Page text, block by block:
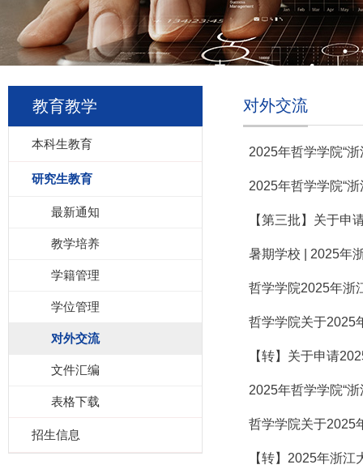
教育教学
本科生教育
研究生教育
最新通知
教学培养
学籍管理
学位管理
对外交流
文件汇编
表格下载
招生信息
对外交流
2025年哲学学院“
2025年哲学学院“
【第三批】关于申
暑期学校 | 2025年
哲学学院2025年浙
哲学学院关于2025
【转】关于申请
2025年哲学学院“
哲学学院关于2025
【转】2025年浙